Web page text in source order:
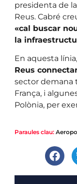
presidenta de la
Reus. Cabré
«cal buscar
la
En aquesta línia,
Reus
sector demana
França, i
Polònia, per
Paraules clau: